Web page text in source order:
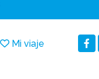
Mi viaje